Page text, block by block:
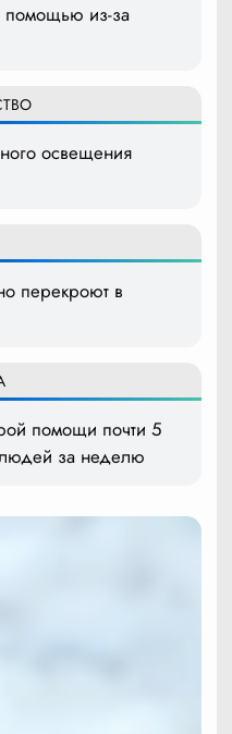
помощью из-за
освещения
перекроют в
помощи почти 5
за неделю